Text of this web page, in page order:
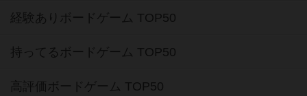
経験ありボードゲーム TOP50
持ってるボードゲーム TOP50
高評価ボードゲーム TOP50